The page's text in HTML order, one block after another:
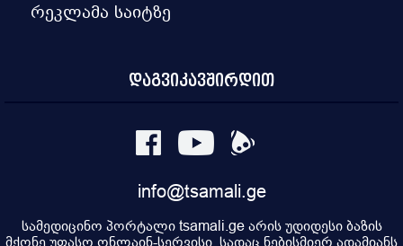
რეკლამა საიტზე
დაგვიკავშირდით
info@tsamali.ge
სამედიცინო პორტალი tsamali.ge არის უდიდესი ბაზის
მქონე უფასო ონლაინ-სერვისი, სადაც ნებისმიერ ადამიანს